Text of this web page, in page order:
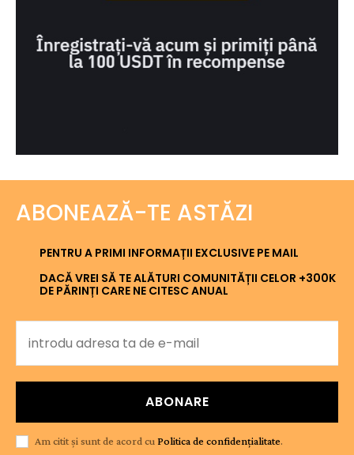
ABONEAZĂ-TE ASTĂZI
PENTRU A PRIMI INFORMAȚII EXCLUSIVE PE MAIL
DACĂ VREI SĂ TE ALĂTURI COMUNITĂȚII CELOR +300K
DE PĂRINȚI CARE NE CITESC ANUAL
ABONARE
Am citit și sunt de acord cuPolitica de confidențialitate.